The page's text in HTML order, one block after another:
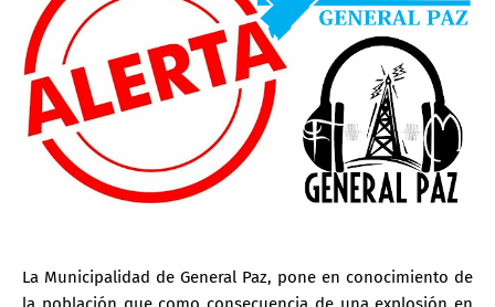
La Municipalidad de General Paz, pone en conocimiento de